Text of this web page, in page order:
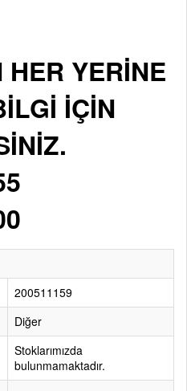
YERİNE
İÇİN
200511159
Diğer
Stoklarımızda
bulunmamaktadır.